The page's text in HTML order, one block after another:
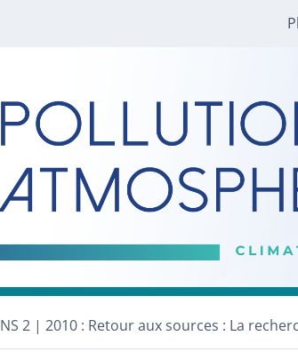
NS 2 | 2010 : Retour aux sources : La